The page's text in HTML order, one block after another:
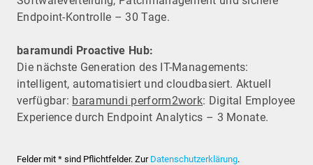
Endpoint-Kontrolle – 30 Tage.
baramundi Proactive Hub:
Die nächste Generation des IT-Managements:
intelligent, automatisiert und cloudbasiert. Aktuell
verfügbar: baramundi perform2work: Digital Employee
Experience durch Endpoint Analytics – 3 Monate.
Felder mit * sind Pflichtfelder. Zur Datenschutzerklärung.